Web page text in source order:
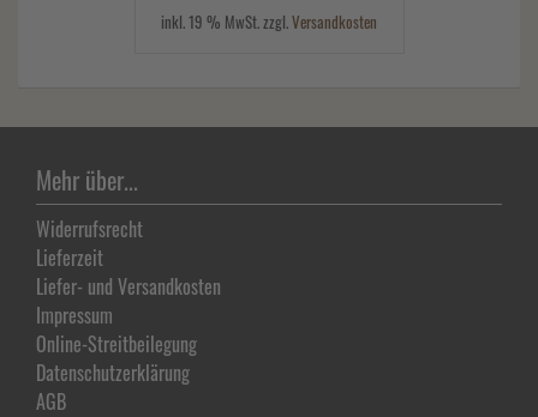
inkl. 19 % MwSt. zzgl.Versandkosten
Mehr über...
Widerrufsrecht
Lieferzeit
Liefer- und Versandkosten
Impressum
Online-Streitbeilegung
Datenschutz­erklärung
AGB